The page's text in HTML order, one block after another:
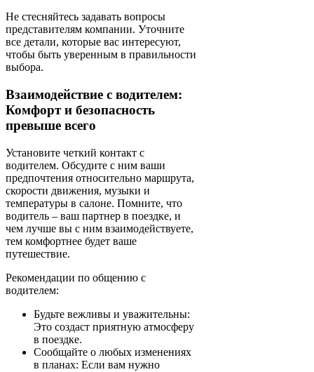
Не стесняйтесь задавать вопросы
представителям компании. Уточните
все детали, которые вас интересуют,
чтобы быть уверенным в правильности
выбора.
Взаимодействие с водителем:
Комфорт и безопасность
превыше всего
Установите четкий контакт с
водителем. Обсудите с ним ваши
предпочтения относительно маршрута,
скорости движения, музыки и
температуры в салоне. Помните, что
водитель – ваш партнер в поездке, и
чем лучше вы с ним взаимодействуете,
тем комфортнее будет ваше
путешествие.
Рекомендации по общению с
водителем:
Будьте вежливы и уважительны:
Это создаст приятную атмосферу
в поездке.
Сообщайте о любых изменениях
в планах: Если вам нужно